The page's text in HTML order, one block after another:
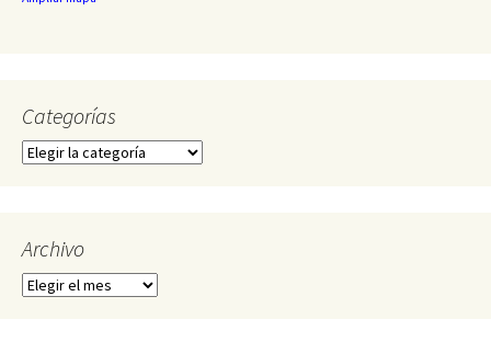
Categorías
Categorías
Archivo
Archivo